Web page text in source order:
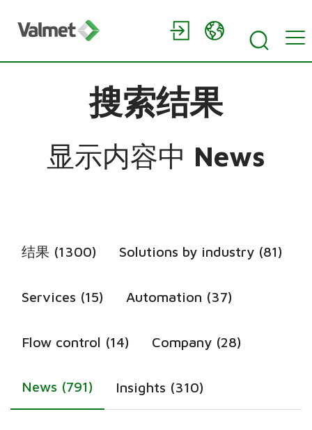
搜索结果
显示内容中 News
结果 (1300) Solutions by industry (81)
Services (15) Automation (37)
Flow control (14) Company (28)
News (791) Insights (310)